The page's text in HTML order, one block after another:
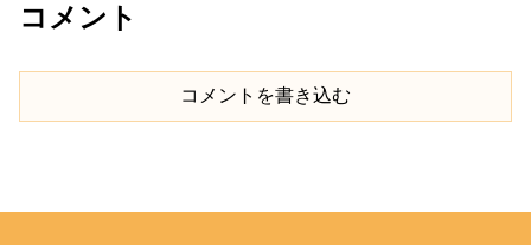
コメント
コメントを書き込む